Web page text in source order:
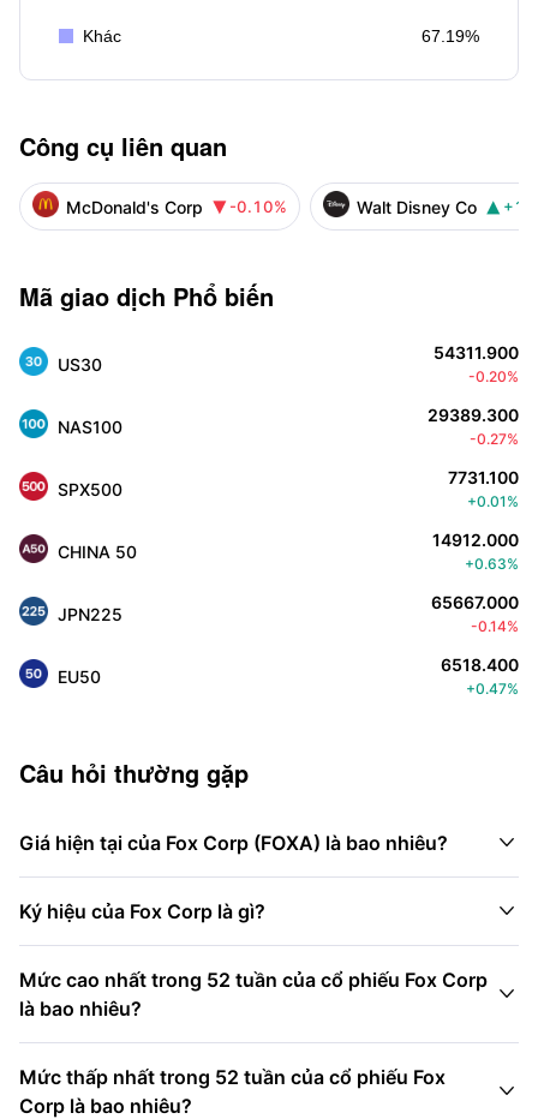
Khác 67.19%
Công cụ liên quan
McDonald's Corp  -0.10% Walt Disney Co 
Mã giao dịch Phổ biến
US30
54311.900
-0.20%
NAS100
29389.300
-0.27%
SPX500
7731.100
+0.01%
CHINA 50
14912.000
+0.63%
JPN225
65667.000
-0.14%
EU50
6518.400
+0.47%
Câu hỏi thường gặp
Giá hiện tại của Fox Corp (FOXA) là bao nhiêu? 
Ký hiệu của Fox Corp là gì? 
Mức cao nhất trong 52 tuần của cổ phiếu Fox Corp
là bao nhiêu?

Mức thấp nhất trong 52 tuần của cổ phiếu Fox
Corp là bao nhiêu?
